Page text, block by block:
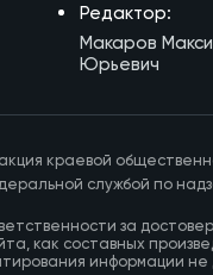
поиски
строителей
Редактор:
Макаров
Юрьевич
краевой
службой по
за
как составных
информации